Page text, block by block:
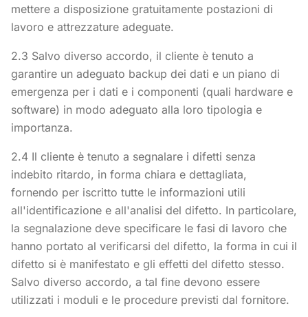
mettere a disposizione gratuitamente postazioni di
lavoro e attrezzature adeguate.
2.3 Salvo diverso accordo, il cliente è tenuto a
garantire un adeguato backup dei dati e un piano di
emergenza per i dati e i componenti (quali hardware e
software) in modo adeguato alla loro tipologia e
importanza.
2.4 Il cliente è tenuto a segnalare i difetti senza
indebito ritardo, in forma chiara e dettagliata,
fornendo per iscritto tutte le informazioni utili
all'identificazione e all'analisi del difetto. In particolare,
la segnalazione deve specificare le fasi di lavoro che
hanno portato al verificarsi del difetto, la forma in cui il
difetto si è manifestato e gli effetti del difetto stesso.
Salvo diverso accordo, a tal fine devono essere
utilizzati i moduli e le procedure previsti dal fornitore.